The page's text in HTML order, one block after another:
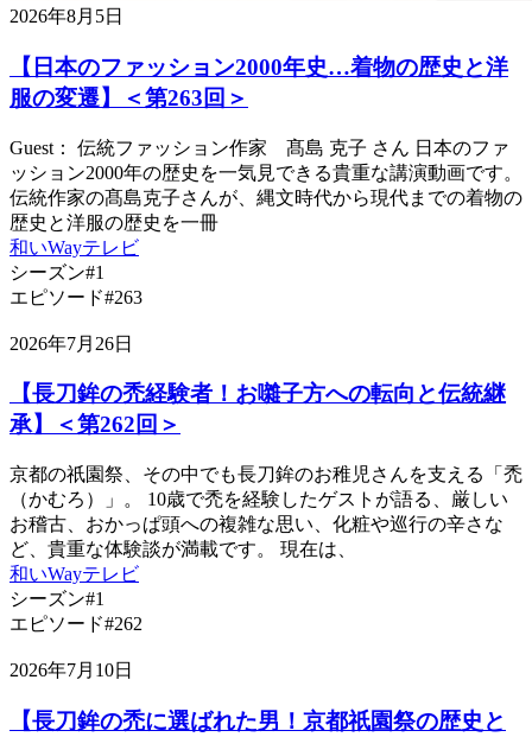
2026年8月5日
【日本のファッション2000年史…着物の歴史と洋
服の変遷】＜第263回＞
Guest： 伝統ファッション作家 髙島 克子 さん 日本のファ
ッション2000年の歴史を一気見できる貴重な講演動画です。
伝統作家の髙島克子さんが、縄文時代から現代までの着物の
歴史と洋服の歴史を一冊
和いWayテレビ
シーズン#1
エピソード#263
2026年7月26日
【長刀鉾の禿経験者！お囃子方への転向と伝統継
承】＜第262回＞
京都の祇園祭、その中でも長刀鉾のお稚児さんを支える「禿
（かむろ）」。 10歳で禿を経験したゲストが語る、厳しい
お稽古、おかっぱ頭への複雑な思い、化粧や巡行の辛さな
ど、貴重な体験談が満載です。 現在は、
和いWayテレビ
シーズン#1
エピソード#262
2026年7月10日
【長刀鉾の禿に選ばれた男！京都祇園祭の歴史と